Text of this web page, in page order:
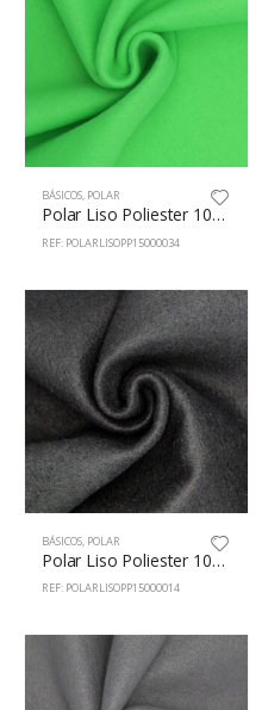
BÁSICOS, POLAR
Polar Liso Poliester 100% 150cm c/Pistacho
REF: POLARLISOPP15000034
BÁSICOS, POLAR
Polar Liso Poliester 100% 150cm c/Negro
REF: POLARLISOPP15000014